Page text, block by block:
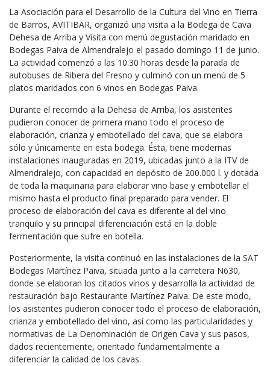
La Asociación para el Desarrollo de la Cultura del Vino en Tierra
de Barros, AVITIBAR, organizó una visita a la Bodega de Cava
Dehesa de Arriba y Visita con menú degustación maridado en
Bodegas Paiva de Almendralejo el pasado domingo 11 de junio.
La actividad comenzó a las 10:30 horas desde la parada de
autobuses de Ribera del Fresno y culminó con un menú de 5
platos maridados con 6 vinos en Bodegas Paiva.
Durante el recorrido a la Dehesa de Arriba, los asistentes
pudieron conocer de primera mano todo el proceso de
elaboración, crianza y embotellado del cava, que se elabora
sólo y únicamente en esta bodega. Ésta, tiene modernas
instalaciones inauguradas en 2019, ubicadas junto a la ITV de
Almendralejo, con capacidad en depósito de 200.000 l. y dotada
de toda la maquinaria para elaborar vino base y embotellar el
mismo hasta el producto final preparado para vender. El
proceso de elaboración del cava es diferente al del vino
tranquilo y su principal diferenciación está en la doble
fermentación que sufre en botella.
Posteriormente, la visita continuó en las instalaciones de la SAT
Bodegas Martínez Paiva, situada junto a la carretera N630,
donde se elaboran los citados vinos y desarrolla la actividad de
restauración bajo Restaurante Martínez Paiva. De este modo,
los asistentes pudieron conocer todo el proceso de elaboración,
crianza y embotellado del vino, así como las particularidades y
normativas de La Denominación de Origen Cava y sus pasos,
dados recientemente, orientado fundamentalmente a
diferenciar la calidad de los cavas.